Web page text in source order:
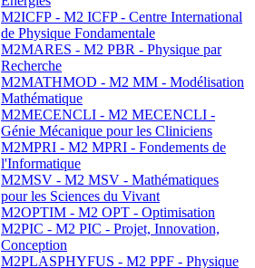
M2ICFP - M2 ICFP - Centre International
de Physique Fondamentale
M2MARES - M2 PBR - Physique par
Recherche
M2MATHMOD - M2 MM - Modélisation
Mathématique
M2MECENCLI - M2 MECENCLI -
Génie Mécanique pour les Cliniciens
M2MPRI - M2 MPRI - Fondements de
l'Informatique
M2MSV - M2 MSV - Mathématiques
pour les Sciences du Vivant
M2OPTIM - M2 OPT - Optimisation
M2PIC - M2 PIC - Projet, Innovation,
Conception
M2PLASPHYFUS - M2 PPF - Physique